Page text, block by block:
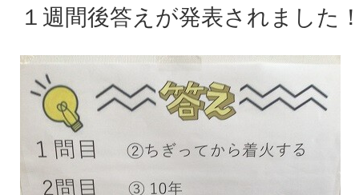
１週間後答えが発表されました